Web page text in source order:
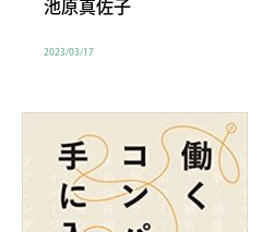
池原真佐子
2023/03/17